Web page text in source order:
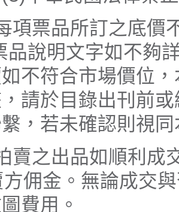
項票品所訂之底價
品說明文字如不夠
不符合市場價位
請於目錄出刊前
，若未確認則視
賣之出品如順利成
方佣金。無論成交
費用。